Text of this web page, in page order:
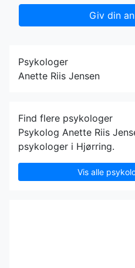
Giv din
Psykologer
Anette Riis Jensen
Find flere psykologer
Psykolog Anette Riis
psykologer i Hjørring.
Vis alle